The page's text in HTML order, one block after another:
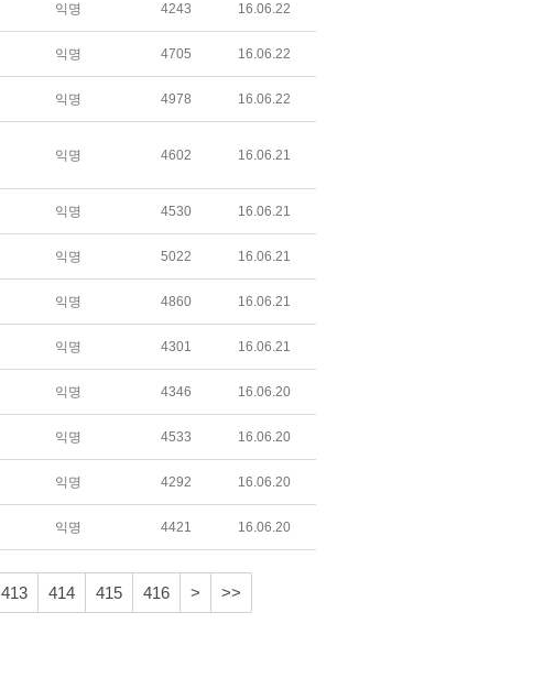
익명 4243 16.06.22
익명 4705 16.06.22
익명 4978 16.06.22
익명 4602 16.06.21
익명 4530 16.06.21
익명 5022 16.06.21
익명 4860 16.06.21
익명 4301 16.06.21
익명 4346 16.06.20
익명 4533 16.06.20
익명 4292 16.06.20
익명 4421 16.06.20
413 414 415 416 > >>